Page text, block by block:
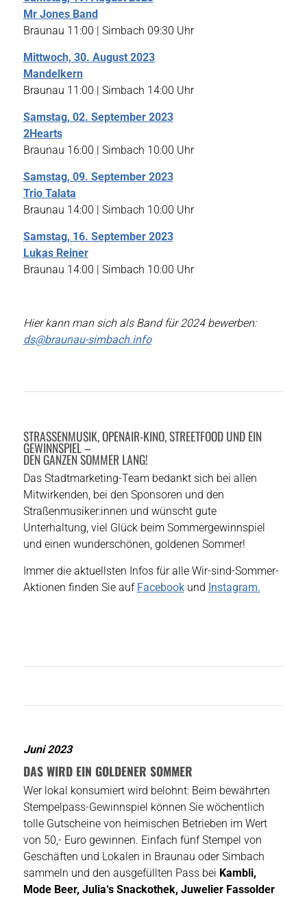
Mr Jones Band
Braunau 11:00 | Simbach 09:30 Uhr
Mittwoch, 30. August 2023
Mandelkern
Braunau 11:00 | Simbach 14:00 Uhr
Samstag, 02. September 2023
2Hearts
Braunau 16:00 | Simbach 10:00 Uhr
Samstag, 09. September 2023
Trio Talata
Braunau 14:00 | Simbach 10:00 Uhr
Samstag, 16. September 2023
Lukas Reiner
Braunau 14:00 | Simbach 10:00 Uhr
Hier kann man sich als Band für 2024 bewerben:
ds@braunau-simbach.info
STRASSENMUSIK, OPENAIR-KINO, STREETFOOD UND EIN
GEWINNSPIEL –
DEN GANZEN SOMMER LANG!
Das Stadtmarketing-Team bedankt sich bei allen
Mitwirkenden, bei den Sponsoren und den
Straßenmusiker:innen und wünscht gute
Unterhaltung, viel Glück beim Sommergewinnspiel
und einen wunderschönen, goldenen Sommer!
Immer die aktuellsten Infos für alle Wir-sind-Sommer-
Aktionen finden Sie auf Facebookund Instagram.
Juni 2023
DAS WIRD EIN GOLDENER SOMMER
Wer lokal konsumiert wird belohnt: Beim bewährten
Stempelpass-Gewinnspiel können Sie wöchentlich
tolle Gutscheine von heimischen Betrieben im Wert
von 50,- Euro gewinnen. Einfach fünf Stempel von
Geschäften und Lokalen in Braunau oder Simbach
sammeln und den ausgefüllten Pass bei Kambli,
Mode Beer, Julia‘s Snackothek, Juwelier Fassolder